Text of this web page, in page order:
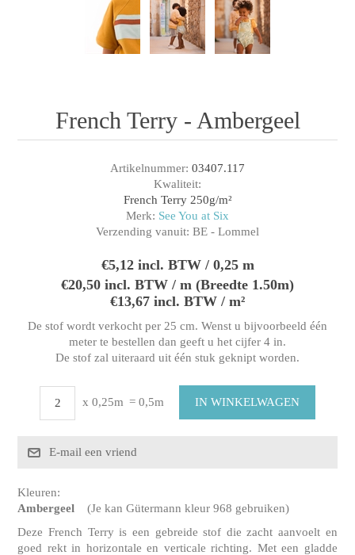
French Terry - Ambergeel
Artikelnummer: 03407.117
Kwaliteit:
French Terry 250g/m²
Merk: See You at Six
Verzending vanuit: BE - Lommel
€5,12 incl. BTW / 0,25 m
€20,50 incl. BTW / m (Breedte 1.50m)
€13,67 incl. BTW / m²
De stof wordt verkocht per 25 cm. Wenst u bijvoorbeeld één
meter te bestellen dan geeft u het cijfer 4 in.
De stof zal uiteraard uit één stuk geknipt worden.
x 0,25m = 0,5m
Kleuren:
Ambergeel (Je kan Gütermann kleur 968 gebruiken)
Deze French Terry is een gebreide stof die zacht aanvoelt en
goed rekt in horizontale en verticale richting. Met een gladde